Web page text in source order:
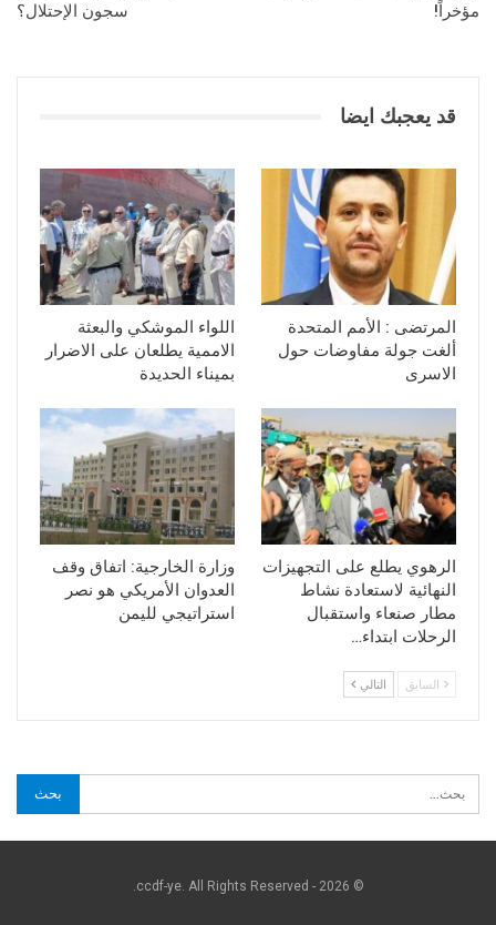
مؤخراً!
سجون الإحتلال؟
قد يعجبك ايضا
المرتضى : الأمم المتحدة
ألغت جولة مفاوضات حول
الاسرى
اللواء الموشكي والبعثة
الاممية يطلعان على الاضرار
بميناء الحديدة
الرهوي يطلع على التجهيزات
النهائية لاستعادة نشاط
مطار صنعاء واستقبال
الرحلات ابتداء…
وزارة الخارجية: اتفاق وقف
العدوان الأمريكي هو نصر
استراتيجي لليمن
السابق التالي
© 2026 - ccdf-ye. All Rights Reserved.